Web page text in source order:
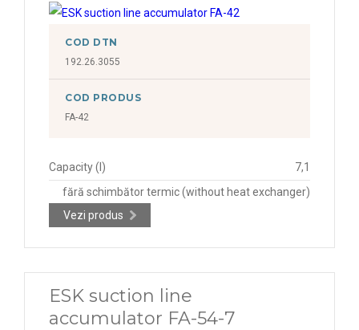
COD DTN
192.26.3055
COD PRODUS
FA-42
Capacity (l)
7,1
fără schimbător termic (without heat exchanger)
Vezi produs
ESK suction line
accumulator FA-54-7